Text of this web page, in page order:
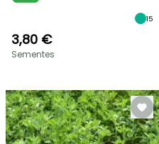
15
3,80 €
Sementes